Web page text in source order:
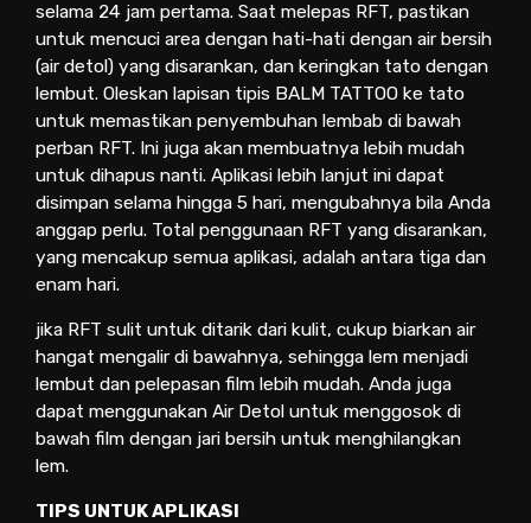
selama 24 jam pertama. Saat melepas RFT, pastikan
untuk mencuci area dengan hati-hati dengan air bersih
(air detol) yang disarankan, dan keringkan tato dengan
lembut. Oleskan lapisan tipis BALM TATTOO ke tato
untuk memastikan penyembuhan lembab di bawah
perban RFT. Ini juga akan membuatnya lebih mudah
untuk dihapus nanti. Aplikasi lebih lanjut ini dapat
disimpan selama hingga 5 hari, mengubahnya bila Anda
anggap perlu. Total penggunaan RFT yang disarankan,
yang mencakup semua aplikasi, adalah antara tiga dan
enam hari.
jika RFT sulit untuk ditarik dari kulit, cukup biarkan air
hangat mengalir di bawahnya, sehingga lem menjadi
lembut dan pelepasan film lebih mudah. Anda juga
dapat menggunakan Air Detol untuk menggosok di
bawah film dengan jari bersih untuk menghilangkan
lem.
TIPS UNTUK APLIKASI